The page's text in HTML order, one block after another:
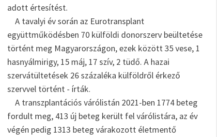
adott értesítést.
A tavalyi év során az Eurotransplant
együttműködésben 70 külföldi donorszerv beültetése
történt meg Magyarországon, ezek között 35 vese, 1
hasnyálmirigy, 15 máj, 17 szív, 2 tüdő. A hazai
szervátültetések 26 százaléka külföldről érkező
szervvel történt - írták.
A transzplantációs várólistán 2021-ben 1774 beteg
fordult meg, 413 új beteg került fel várólistára, az év
végén pedig 1313 beteg várakozott életmentő